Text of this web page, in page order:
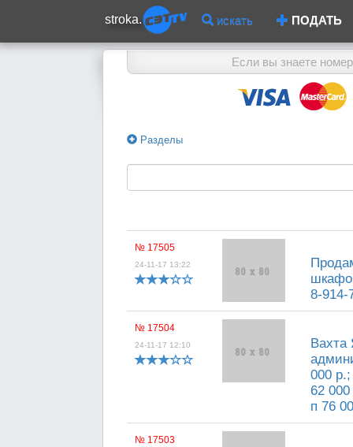
stroka. искать ПОДАТЬ
Если вы знаете
Разделы
№ 17505
24-11-17 13:22
8-914-
№ 17504
24-11-17 12:10
Вахта
000
62
п 76
№ 17503